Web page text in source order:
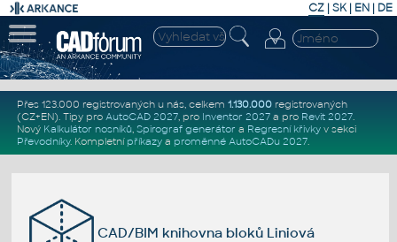
CZ | SK| EN | DE
Přes 123.000 registrovaných u nás, celkem 1.130.000registrovaných
(CZ+EN). Tipy pro AutoCAD 2027, pro Inventor 2027a pro Revit 2027.
Nový Kalkulátor nosníků, Spirograf generátor a Regresní křivkyv sekci
Převodníky. Kompletní příkazya proměnné AutoCADu 2027.
CAD/BIM knihovna bloků Liniová